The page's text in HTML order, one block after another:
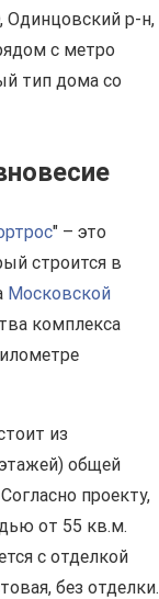
Одинцовский р-н,
с метро
тип дома со
" – это
строится в
Московской
комплекса
из
общей
проекту,
от 55 кв.м.
с отделкой
без отделки.